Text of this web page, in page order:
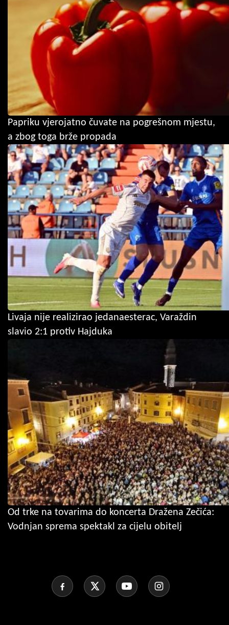
Papriku vjerojatno čuvate na pogrešnom mjestu,
a zbog toga brže propada
Livaja nije realizirao jedanaesterac, Varaždin
slavio 2:1 protiv Hajduka
Od trke na tovarima do koncerta Dražena Zečića:
Vodnjan sprema spektakl za cijelu obitelj